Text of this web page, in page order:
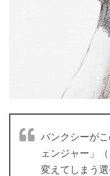
バンクシーが
ェンジャー」
変えてしまう